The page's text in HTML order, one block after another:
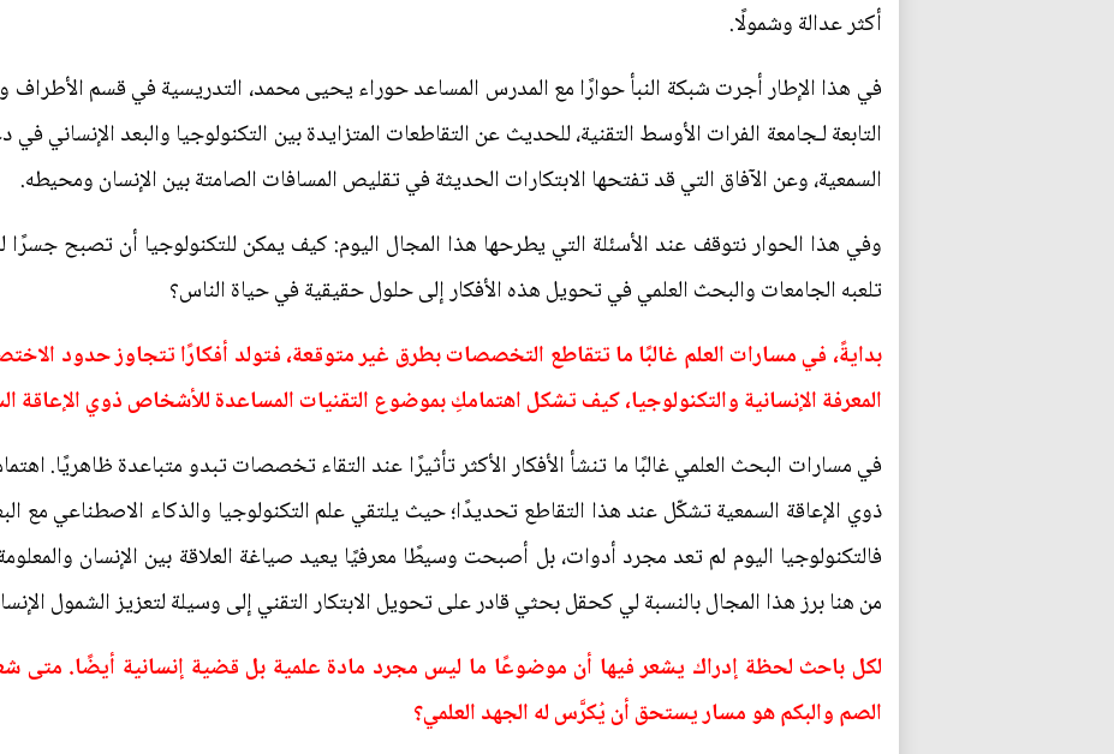
أكثر عدالة وشمولًا.
في هذا الإطار أجرت شبكة النبأ حوارًا مع المدرس المساعد حوراء يحيى محمد، التدريسية في قسم الأطراف
التابعة لـجامعة الفرات الأوسط التقنية، للحديث عن التقاطعات المتزايدة بين التكنولوجيا والبعد
السمعية، وعن الآفاق التي قد تفتحها الابتكارات الحديثة في تقليص المسافات الصامتة بين الإنسان ومحيطه.
وفي هذا الحوار نتوقف عند الأسئلة التي يطرحها هذا المجال اليوم: كيف يمكن للتكنولوجيا أن تصبح جسرًا
تلعبه الجامعات والبحث العلمي في تحويل هذه الأفكار إلى حلول حقيقية في حياة الناس؟
بدايةً، في مسارات العلم غالبًا ما تتقاطع التخصصات بطرق غير متوقعة، فتولد أفكارًا تتجاوز حدود
المعرفة الإنسانية والتكنولوجيا، كيف تشكل اهتمامكِ بموضوع التقنيات المساعدة للأشخاص ذوي الإعاقة
في مسارات البحث العلمي غالبًا ما تنشأ الأفكار الأكثر تأثيرًا عند التقاء تخصصات تبدو متباعدة ظاهريًا.
ذوي الإعاقة السمعية تشكّل عند هذا التقاطع تحديدًا؛ حيث يلتقي علم التكنولوجيا والذكاء الاصطناعي مع
فالتكنولوجيا اليوم لم تعد مجرد أدوات، بل أصبحت وسيطًا معرفيًا يعيد صياغة العلاقة بين الإنسان
من هنا برز هذا المجال بالنسبة لي كحقل بحثي قادر على تحويل الابتكار التقني إلى وسيلة لتعزيز الشمول
لكل باحث لحظة إدراك يشعر فيها أن موضوعًا ما ليس مجرد مادة علمية بل قضية إنسانية أيضًا. متى
الصم والبكم هو مسار يستحق أن يُكرَّس له الجهد العلمي؟